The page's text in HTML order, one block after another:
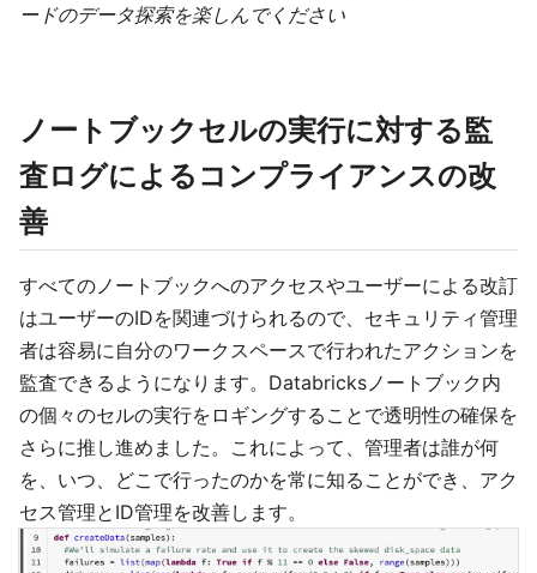
ードのデータ探索を楽しんでください
ノートブックセルの実行に対する監
査ログによるコンプライアンスの改
善
すべてのノートブックへのアクセスやユーザーによる改訂
はユーザーのIDを関連づけられるので、セキュリティ管理
者は容易に自分のワークスペースで行われたアクションを
監査できるようになります。Databricksノートブック内
の個々のセルの実行をロギングすることで透明性の確保を
さらに推し進めました。これによって、管理者は誰が何
を、いつ、どこで行ったのかを常に知ることができ、アク
セス管理とID管理を改善します。